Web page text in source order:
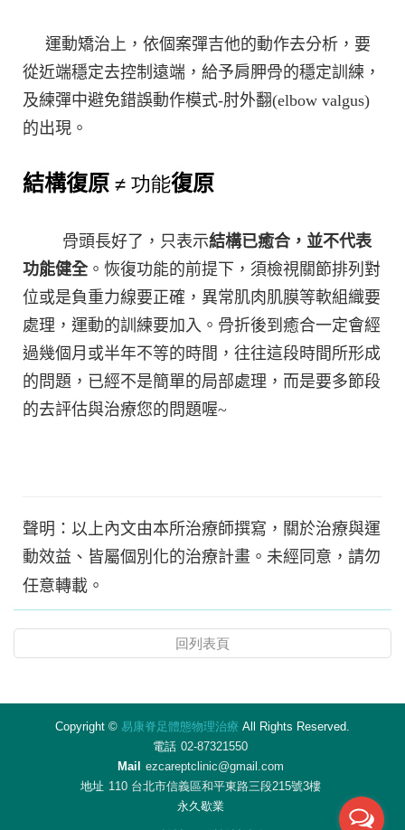
運動矯治上，依個案彈吉他的動作去分析，要
從近端穩定去控制遠端，給予肩胛骨的穩定訓練，
及練彈中避免錯誤動作模式-肘外翻(elbow valgus)
的出現。
結構復原 ≠ 功能復原
骨頭長好了，只表示結構已癒合，並不代表
功能健全。恢復功能的前提下，須檢視關節排列對
位或是負重力線要正確，異常肌肉肌膜等軟組織要
處理，運動的訓練要加入。骨折後到癒合一定會經
過幾個月或半年不等的時間，往往這段時間所形成
的問題，已經不是簡單的局部處理，而是要多節段
的去評估與治療您的問題喔~
聲明：以上內文由本所治療師撰寫，關於治療與運
動效益、皆屬個別化的治療計畫。未經同意，請勿
任意轉載。
回列表頁
Copyright © 易康脊足體態物理治療 All Rights Reserved.
電話 02-87321550
Mail
ezcareptclinic@gmail.com
地址 110 台北市信義區和平東路三段215號3樓
永久歇業